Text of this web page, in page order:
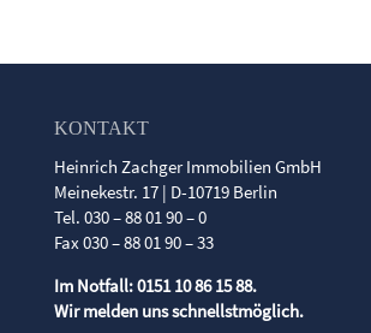
KONTAKT
Heinrich Zachger Immobilien GmbH
Meinekestr. 17 | D-10719 Berlin
Tel. 030 – 88 01 90 – 0
Fax 030 – 88 01 90 – 33
Im Notfall: 0151 10 86 15 88.
Wir melden uns schnellstmöglich.